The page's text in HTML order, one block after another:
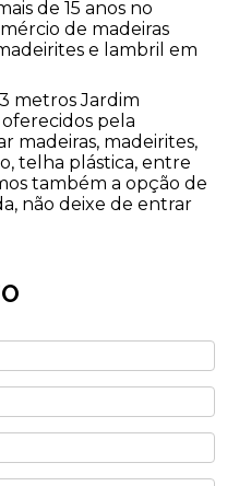
de 15 anos no
de madeiras
e lambril em
metros Jardim
pela
madeiras, madeirites,
telha plástica, entre
também a opção de
não deixe de entrar